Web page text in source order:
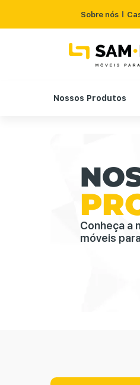
Sobre nós
Nossos Produtos
Conheça a
móveis